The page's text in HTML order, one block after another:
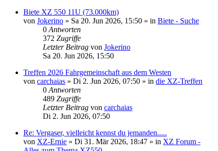
Biete XZ 550 11U (73.000km)
von Jokerino » Sa 20. Jun 2026, 15:50 » in Biete - Suche
0 Antworten
372 Zugriffe
Letzter Beitrag von Jokerino
Sa 20. Jun 2026, 15:50
Treffen 2026 Fahrgemeinschaft aus dem Westen
von carchaias » Di 2. Jun 2026, 07:50 » in die XZ-Treffen
0 Antworten
489 Zugriffe
Letzter Beitrag von carchaias
Di 2. Jun 2026, 07:50
Re: Vergaser, vielleicht kennst du jemanden.....
von XZ-Ernie » Di 31. Mär 2026, 18:47 » in XZ Forum -